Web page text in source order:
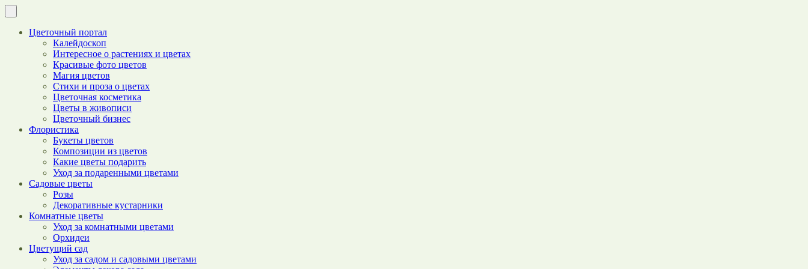
Цветочный портал
Калейдоскоп
Интересное о растениях и цветах
Красивые фото цветов
Магия цветов
Стихи и проза о цветах
Цветочная косметика
Цветы в живописи
Цветочный бизнес
Флористика
Букеты цветов
Композиции из цветов
Какие цветы подарить
Уход за подаренными цветами
Садовые цветы
Розы
Декоративные кустарники
Комнатные цветы
Уход за комнатными цветами
Орхидеи
Цветущий сад
Уход за садом и садовыми цветами